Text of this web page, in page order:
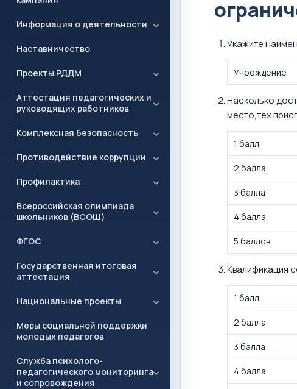
Информация о деятельности
Наставничество
Проекты РДДМ
Аттестация педагогических и
руководящих работников
Комплексная безопасность
Противодействие коррупции
Профилактика
Всероссийская олимпиада
школьников (ВСОШ)
ФГОС
Государственная итоговая
аттестация
Национальные проекты
Меры социальной поддержки
молодых педагогов
Служба психолого-
педагогического мониторинга
и сопровождения
Укажите
Учреждение
Насколько
1 балл
2 балла
3 балла
4 балла
5 баллов
Квалификация
1 балл
2 балла
3 балла
4 балла